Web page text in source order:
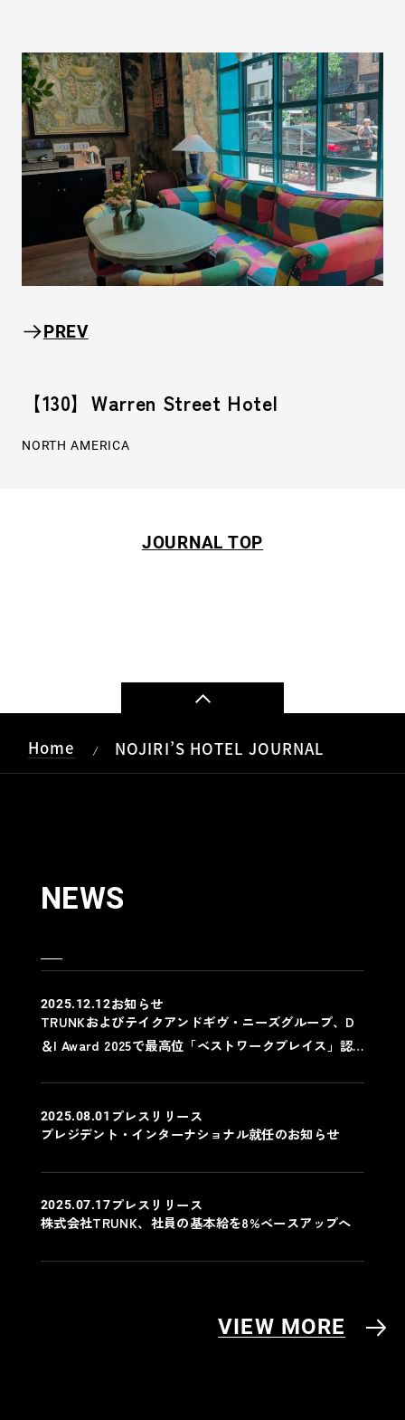
PREV
【130】Warren Street Hotel
NORTH AMERICA
JOURNAL TOP
Home / NOJIRI’S HOTEL JOURNAL
NEWS
2025.12.12お知らせ
TRUNKおよびテイクアンドギヴ・ニーズグループ、D
＆I Award 2025で最高位「ベストワークプレイス」認
2025.08.01 プレスリリース
プレジデント・インターナショナル就任のお知らせ
2025.07.17プレスリリース
株式会社TRUNK、社員の基本給を8%ベースアップへ
VIEW MORE